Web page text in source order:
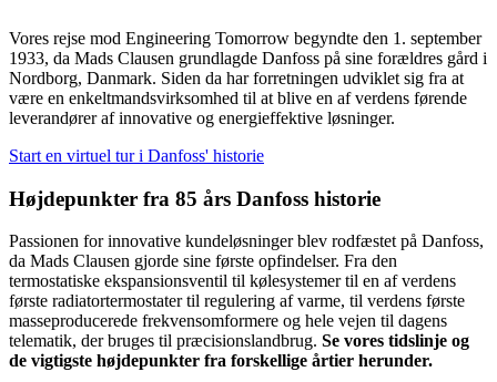
Vores rejse mod Engineering Tomorrow begyndte den 1. september
1933, da Mads Clausen grundlagde Danfoss på sine forældres gård i
Nordborg, Danmark. Siden da har forretningen udviklet sig fra at
være en enkeltmandsvirksomhed til at blive en af verdens førende
leverandører af innovative og energieffektive løsninger.
Start en virtuel tur i Danfoss' historie
Højdepunkter fra 85 års Danfoss historie
Passionen for innovative kundeløsninger blev rodfæstet på Danfoss,
da Mads Clausen gjorde sine første opfindelser. Fra den
termostatiske ekspansionsventil til kølesystemer til en af verdens
første radiatortermostater til regulering af varme, til verdens første
masseproducerede frekvensomformere og hele vejen til dagens
telematik, der bruges til præcisionslandbrug. Se vores tidslinje og
de vigtigste højdepunkter fra forskellige årtier herunder.